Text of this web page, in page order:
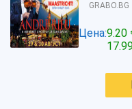
GRABO.BG
Цена:9.20